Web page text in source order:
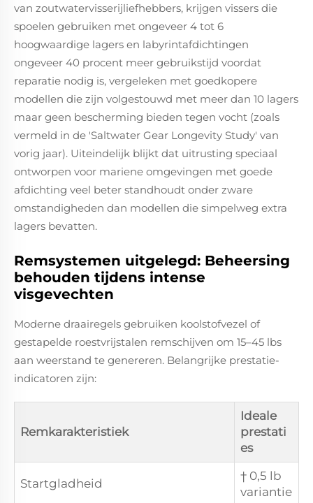
van zoutwatervisserijliefhebbers, krijgen vissers die
spoelen gebruiken met ongeveer 4 tot 6
hoogwaardige lagers en labyrintafdichtingen
ongeveer 40 procent meer gebruikstijd voordat
reparatie nodig is, vergeleken met goedkopere
modellen die zijn volgestouwd met meer dan 10 lagers
maar geen bescherming bieden tegen vocht (zoals
vermeld in de 'Saltwater Gear Longevity Study' van
vorig jaar). Uiteindelijk blijkt dat uitrusting speciaal
ontworpen voor mariene omgevingen met goede
afdichting veel beter standhoudt onder zware
omstandigheden dan modellen die simpelweg extra
lagers bevatten.
Remsystemen uitgelegd: Beheersing
behouden tijdens intense
visgevechten
Moderne draairegels gebruiken koolstofvezel of
gestapelde roestvrijstalen remschijven om 15–45 lbs
aan weerstand te genereren. Belangrijke prestatie-
indicatoren zijn:
Remkarakteristiek
Ideale
prestati
es
Startgladheid
† 0,5 lb
variantie